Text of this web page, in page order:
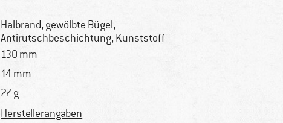
Halbrand, gewölbte Bügel,
Antirutschbeschichtung, Kunststoff
130 mm
14 mm
27 g
Herstellerangaben